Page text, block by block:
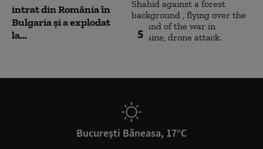
5
intrat din România în
Bulgaria şi a explodat
la...
București Băneasa, 17°C